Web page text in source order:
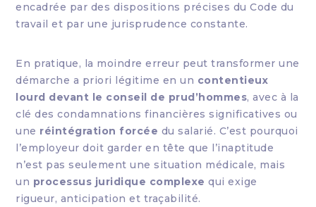
encadrée par des dispositions précises du Code du
travail et par une jurisprudence constante.
En pratique, la moindre erreur peut transformer une
démarche a priori légitime en un contentieux
lourd devant le conseil de prud’hommes, avec à la
clé des condamnations financières significatives ou
une réintégration forcée du salarié. C’est pourquoi
l’employeur doit garder en tête que l’inaptitude
n’est pas seulement une situation médicale, mais
un processus juridique complexe qui exige
rigueur, anticipation et traçabilité.